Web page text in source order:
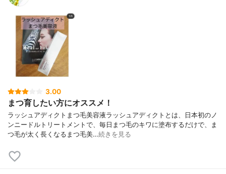
3.00
まつ育したい方にオススメ！
ラッシュアディクト まつ毛美容液 ラッシュアディクトとは、日本初のノ
ンニードルトリートメントで、毎日まつ毛のキワに塗布するだけで、ま
つ毛が太く長くなるまつ毛美…続きを見る